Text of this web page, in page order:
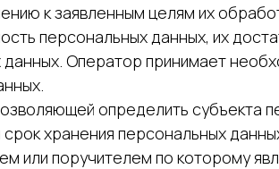
к заявленным целям их
персональных данных, их
Оператор принимает
определить субъекта
хранения персональных
или поручителем по которому